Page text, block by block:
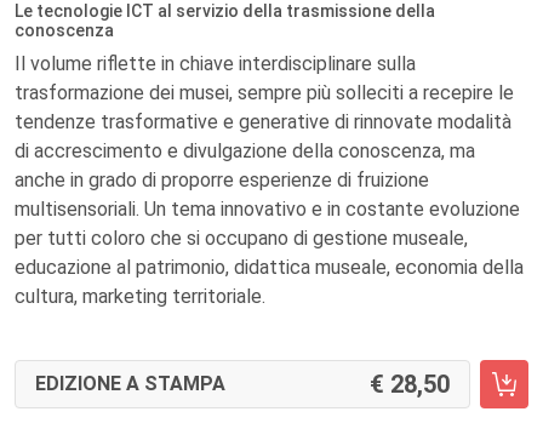
Le tecnologie ICT al servizio della trasmissione della
conoscenza
Il volume riflette in chiave interdisciplinare sulla
trasformazione dei musei, sempre più solleciti a recepire le
tendenze trasformative e generative di rinnovate modalità
di accrescimento e divulgazione della conoscenza, ma
anche in grado di proporre esperienze di fruizione
multisensoriali. Un tema innovativo e in costante evoluzione
per tutti coloro che si occupano di gestione museale,
educazione al patrimonio, didattica museale, economia della
cultura, marketing territoriale.
EDIZIONE A STAMPA 28,50